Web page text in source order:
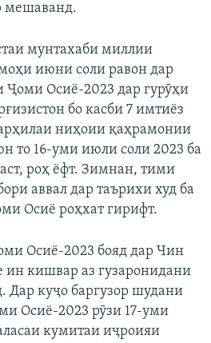
мешаванд.
мунтахаби миллии
июни соли равон дар
Осиё-2023 дар гурӯҳи
бо касби 7 имтиёз
ниҳоии қаҳрамонии
то 16-уми июли соли 2023 ба
роҳ ёфт. Зимнан, тими
аввал дар таърихи худ ба
Осиё роҳхат гирифт.
Осиё-2023 бояд дар Чин
ин кишвар аз гузаронидани
Дар куҷо баргузор шудани
Осиё-2023 рӯзи 17-уми
кумитаи иҷроияи